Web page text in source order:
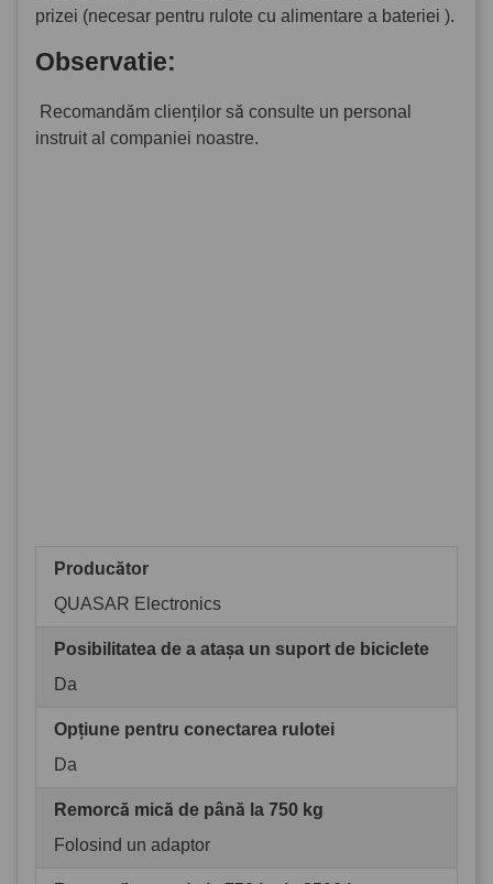
prizei (necesar pentru rulote cu alimentare a bateriei ).
Observatie:
Recomandăm clienților să consulte un personal
instruit al companiei noastre.
Producător
QUASAR Electronics
Posibilitatea de a atașa un suport de biciclete
Da
Opțiune pentru conectarea rulotei
Da
Remorcă mică de până la 750 kg
Folosind un adaptor